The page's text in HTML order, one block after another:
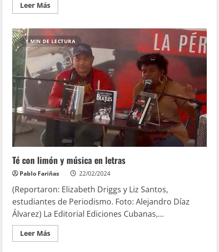
Leer Más
1 MIN DE LECTURA
Té con limón y música en letras
Pablo Fariñas 22/02/2024
(Reportaron: Elizabeth Driggs y Liz Santos,
estudiantes de Periodismo. Foto: Alejandro Díaz
Álvarez) La Editorial Ediciones Cubanas,...
Leer Más